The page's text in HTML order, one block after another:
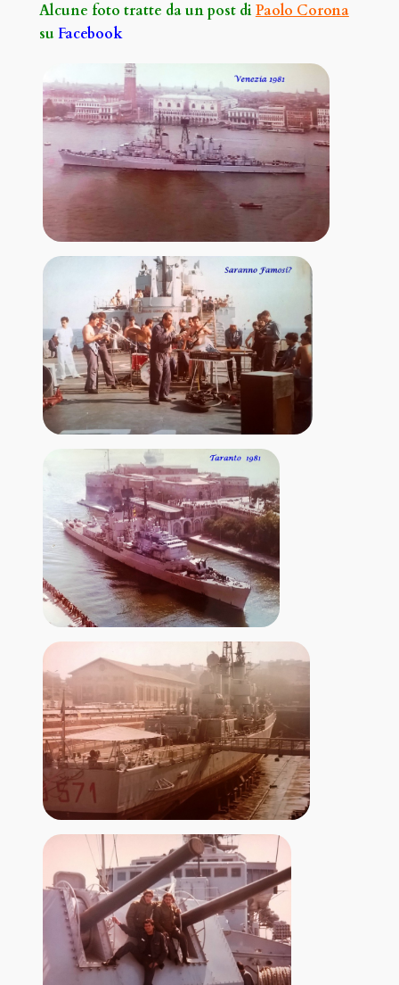
Alcune foto tratte da un post diPaolo Corona
suFacebook